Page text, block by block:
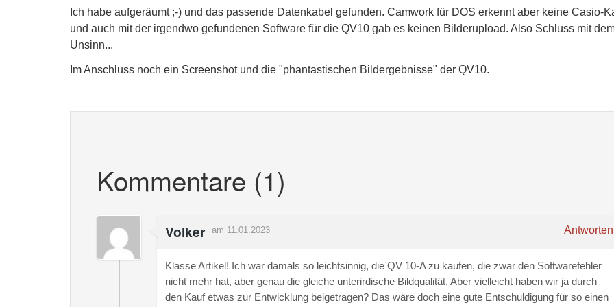
Ich habe aufgeräumt ;-) und das passende Datenkabel gefunden. Camwork für DOS erkennt aber keine Casio-
und auch mit der irgendwo gefundenen Software für die QV10 gab es keinen Bilderupload. Also Schluss mit
Unsinn...
Im Anschluss noch ein Screenshot und die "phantastischen Bildergebnisse" der QV10.
Kommentare (1)
Volker am 11.01.2023 Antworten
Klasse Artikel! Ich war damals so leichtsinnig, die QV 10-A zu kaufen, die zwar den Softwarefehler
nicht mehr hat, aber genau die gleiche unterirdische Bildqualität. Aber vielleicht haben wir ja durch
den Kauf etwas zur Entwicklung beigetragen? Das wäre doch eine gute Entschuldigung für so einen